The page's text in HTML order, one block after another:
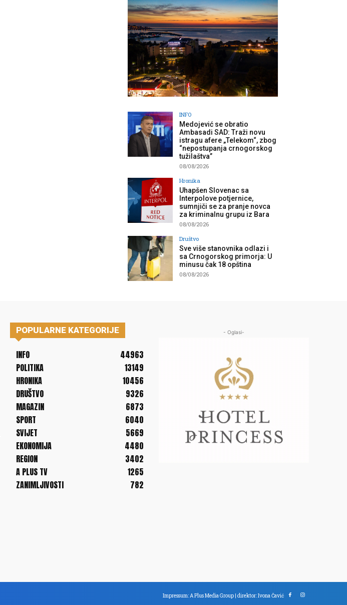
INFO
Medojević se obratio
Ambasadi SAD: Traži novu
istragu afere „Telekom“, zbog
“nepostupanja crnogorskog
tužilaštva”
08/08/2026
Hronika
Uhapšen Slovenac sa
Interpolove potjernice,
sumnjiči se za pranje novca
za kriminalnu grupu iz Bara
08/08/2026
Društvo
Sve više stanovnika odlazi i
sa Crnogorskog primorja: U
minusu čak 18 opština
08/08/2026
POPULARNE KATEGORIJE
INFO
44963
POLITIKA
13149
HRONIKA
10456
DRUŠTVO
9326
MAGAZIN
6873
SPORT
6040
SVIJET
5669
EKONOMIJA
4480
REGION
3402
A PLUS TV
1265
ZANIMLJIVOSTI
782
- Oglasi-
Impressum: A Plus Media Group | direktor: Ivona Čavić